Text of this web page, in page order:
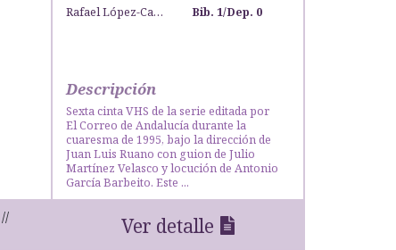
Rafael López-Campos Bodineau Bib. 1/Dep. 0
Descripción
Sexta cinta VHS de la serie editada por
El Correo de Andalucía durante la
cuaresma de 1995, bajo la dirección de
Juan Luis Ruano con guion de Julio
Martínez Velasco y locución de Antonio
García Barbeito. Este ...
Ver detalle